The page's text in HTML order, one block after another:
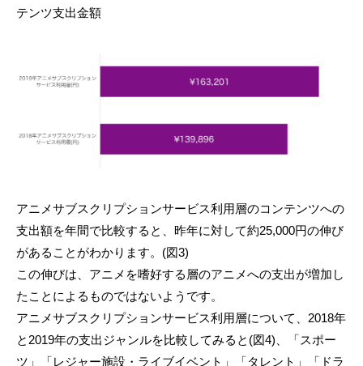
テンツ支出金額
アニメサブスクリプションサービス利用層のコンテンツへの
支出額を年間で比較すると、昨年に対して約25,000円の伸び
があることがわかります。(図3)
この伸びは、アニメを嗜好する層のアニメへの支出が増加し
たことによるものではないようです。
アニメサブスクリプションサービス利用層について、2018年
と2019年の支出ジャンルを比較してみると(図4)、「スポー
ツ」「レジャー施設・ライブイベント」「タレント」「ドラ